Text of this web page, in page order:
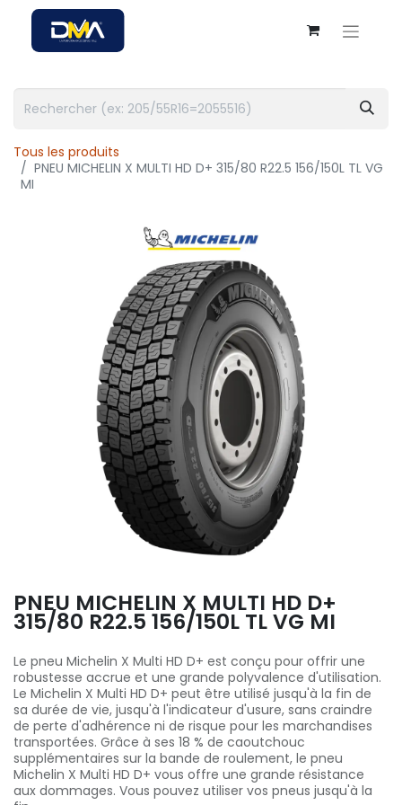
Tous les produits
PNEU MICHELIN X MULTI HD D+ 315/80 R22.5 156/150L TL VG
MI
PNEU MICHELIN X MULTI HD D+
315/80 R22.5 156/150L TL VG MI
Le pneu Michelin X Multi HD D+ est conçu pour offrir une
robustesse accrue et une grande polyvalence d'utilisation.
Le Michelin X Multi HD D+ peut être utilisé jusqu'à la fin de
sa durée de vie, jusqu'à l'indicateur d'usure, sans craindre
de perte d'adhérence ni de risque pour les marchandises
transportées. Grâce à ses 18 % de caoutchouc
supplémentaires sur la bande de roulement, le pneu
Michelin X Multi HD D+ vous offre une grande résistance
aux dommages. Vous pouvez utiliser vos pneus jusqu'à la